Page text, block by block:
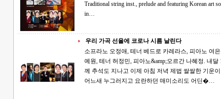
Traditional string inst., prelude and featuring Korean art songs and opera arias. at Atlanta Good Church
in…
우리 가곡 선율에 코로나 시름 날린다
소프라노 오정애, 테너 베드로 카레라스, 피아노 여
예원, 테너 허정민, 피아노&amp;오르간 나혜정. 내달 10일 ‘가을 음악회’ 좋은교회 공연·전시 함
께 추석도 지나고 이제 아침 저녁 제법 쌀쌀한 기운이 감돈다. 맹렬하게 여름을 달구던 햇살도
어느새 누그러지고 요란하던 매미소리도 어딘�…